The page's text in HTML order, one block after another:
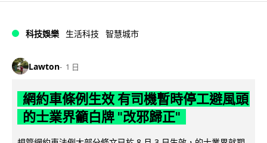
科技娛樂 生活科技 智慧城市
Lawton 1 日
網約車條例生效 有司機暫時停工避風頭
的士業界籲白牌 "改邪歸正"